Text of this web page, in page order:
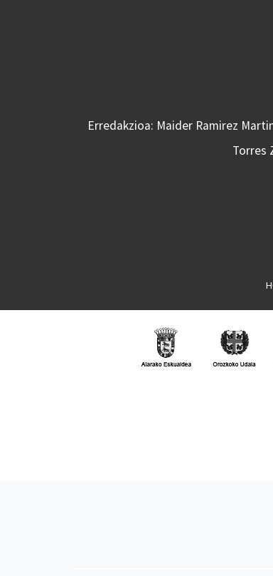
Erredakzioa: Maider Ramirez
Torres